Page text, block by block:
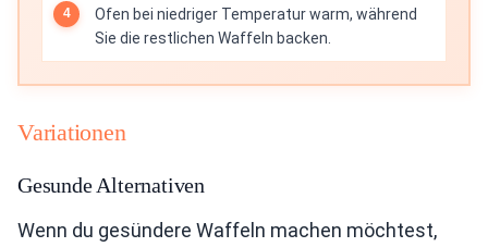
Ofen bei niedriger Temperatur warm, während
Sie die restlichen Waffeln backen.
Variationen
Gesunde Alternativen
Wenn du gesündere Waffeln machen möchtest,